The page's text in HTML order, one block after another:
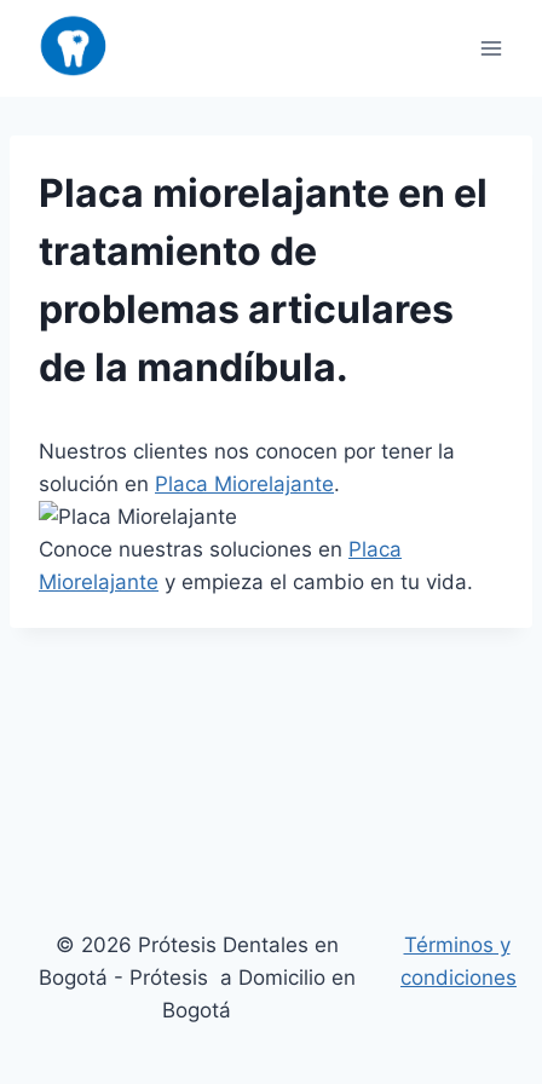
Saltar
contenido
Placa miorelajante en el
tratamiento de
problemas articulares
de la mandíbula.
Nuestros clientes nos conocen por tener la
solución en Placa Miorelajante.
Conoce nuestras soluciones en Placa
Miorelajante y empieza el cambio en tu vida.
© 2026 Prótesis Dentales en
Bogotá - Prótesis a Domicilio en
Bogotá
Términos y
condiciones